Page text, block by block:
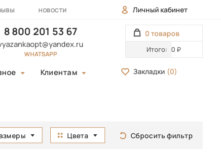
НОВОСТИ Личный кабинет
8 800 201 53 67
WHATSAPP
0 товаров
Итого: 0 ₽
Клиентам Закладки (0)
Цвета Сбросить фильтр